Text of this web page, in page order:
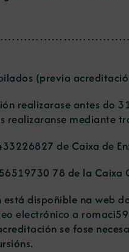
e xubilados
realizarase antes do
realizaranse mediante
de Caixa de
78 de la Caixa
dispoñible na web
electrónico a
se fose